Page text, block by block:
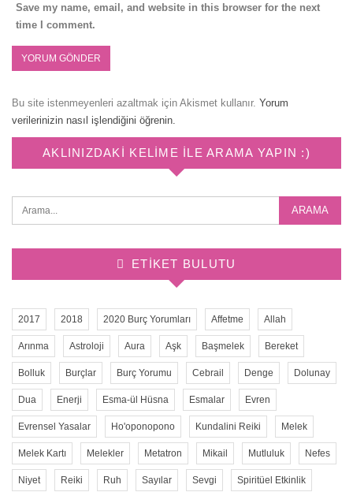
Save my name, email, and website in this browser for the next
time I comment.
Bu site istenmeyenleri azaltmak için Akismet kullanır. Yorum
verilerinizin nasıl işlendiğini öğrenin.
AKLINIZDAKI KELIME ILE ARAMA YAPIN :)
ETIKET BULUTU
2017 2018 2020 Burç Yorumları Affetme Allah
Arınma Astroloji Aura Aşk Başmelek Bereket
Bolluk Burçlar Burç Yorumu Cebrail Denge Dolunay
Dua Enerji Esma-ül Hüsna Esmalar Evren
Evrensel Yasalar Ho'oponopono Kundalini Reiki Melek
Melek Kartı Melekler Metatron Mikail Mutluluk Nefes
Niyet Reiki Ruh Sayılar Sevgi Spiritüel Etkinlik